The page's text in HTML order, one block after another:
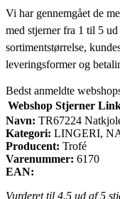
Vi har gennemgået de
med stjerner fra 1 til 5
sortimentstørrelse,
leveringsformer og
Bedst anmeldte
Webshop Stjerner
Navn: TR67224
Kategori: LINGERI,
Producent: Trofé
Varenummer: 6170
EAN:
Vurderet til 4.5 ud af 5